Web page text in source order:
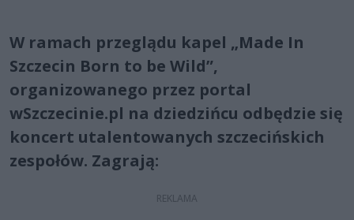
W ramach przeglądu kapel „Made In
Szczecin Born to be Wild”,
organizowanego przez portal
wSzczecinie.pl na dziedzińcu odbędzie się
koncert utalentowanych szczecińskich
zespołów. Zagrają: